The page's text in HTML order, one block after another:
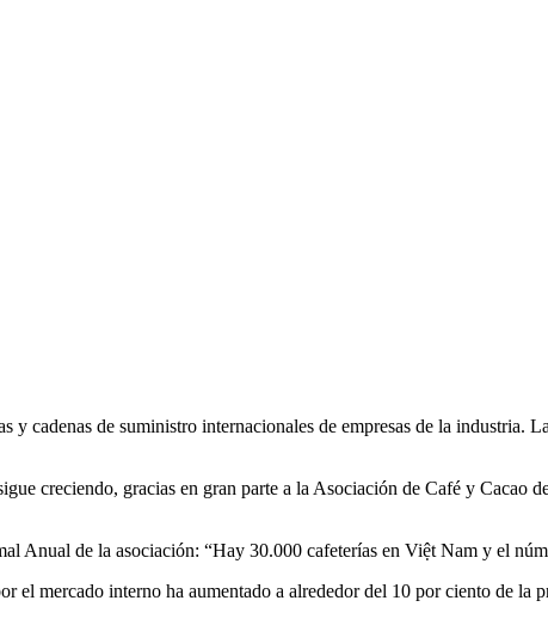
y cadenas de suministro internacionales de empresas de la industria.
creciendo, gracias en gran parte a la Asociación de Café y Cacao
de la asociación: “Hay 30.000 cafeterías en Việt Nam y el
el mercado interno ha aumentado a alrededor del 10 por ciento de la